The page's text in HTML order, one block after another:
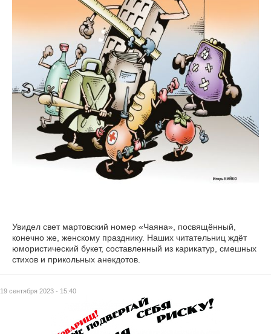
19 сентября 2023 - 15:40
Увидел свет мартовский номер «Чаяна», посвящённый,
конечно же, женскому празднику. Наших читательниц ждёт
юмористический букет, составленный из карикатур, смешных
стихов и прикольных анекдотов.